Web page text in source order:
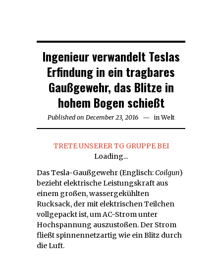
Ingenieur verwandelt Teslas
Erfindung in ein tragbares
Gaußgewehr, das Blitze in
hohem Bogen schießt
Published on December 23, 2016 in Welt
TRETE UNSERER TG GRUPPE BEI
Loading...
Das Tesla-Gaußgewehr (Englisch:Coilgun)
bezieht elektrische Leistungskraft aus
einem großen, wassergekühlten
Rucksack, der mit elektrischen Teilchen
vollgepackt ist, um AC-Strom unter
Hochspannung auszustoßen. Der Strom
fließt spinnennetzartig wie ein Blitz durch
die Luft.